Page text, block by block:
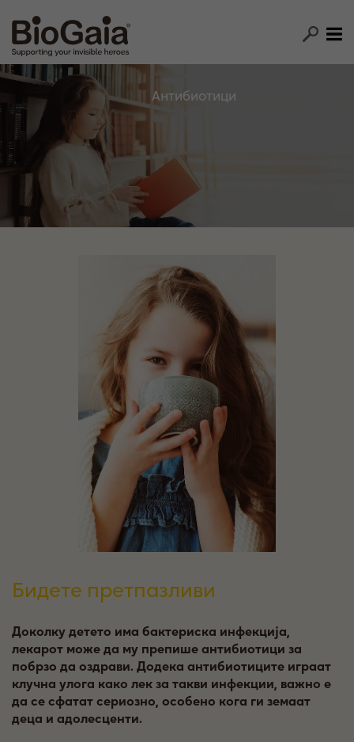
Антибиотици
Бидете претпазливи
Доколку детето има бактериска инфекција,
лекарот може да му препише антибиотици за
побрзо да оздрави. Додека антибиотиците играат
клучна улога како лек за такви инфекции, важно е
да се сфатат сериозно, особено кога ги земаат
деца и адолесценти.